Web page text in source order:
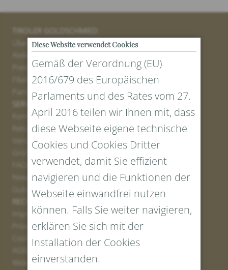
TIROLER GOLDSCHMIED
Über uns
Atelier
Presse
Filialen
Partner
SERVICE
Kontakt
Retourenportal
Versand
Newsletter Anmelden
Gutschein erstellen
RECHTLICHES UND DATENSCHUTZ
Impressum
Privacy Policy
Cookies
Widerrufsrecht
Diese Website verwendet Cookies
Gemäß der Verordnung (EU)
2016/679 des Europäischen
Parlaments und des Rates vom 27.
April 2016 teilen wir Ihnen mit, dass
diese Webseite eigene technische
Cookies und Cookies Dritter
verwendet, damit Sie effizient
navigieren und die Funktionen der
Webseite einwandfrei nutzen
können. Falls Sie weiter navigieren,
erklären Sie sich mit der
Installation der Cookies
einverstanden.